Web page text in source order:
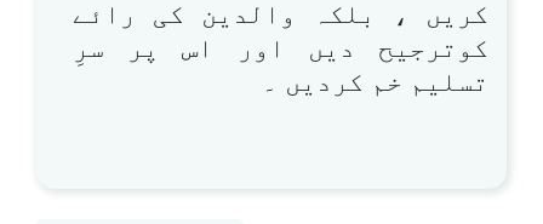
کریں ، بلکہ والدین کی رائے
کوترجیح دیں اور اس پر سرِ
تسلیم خم کردیں ۔